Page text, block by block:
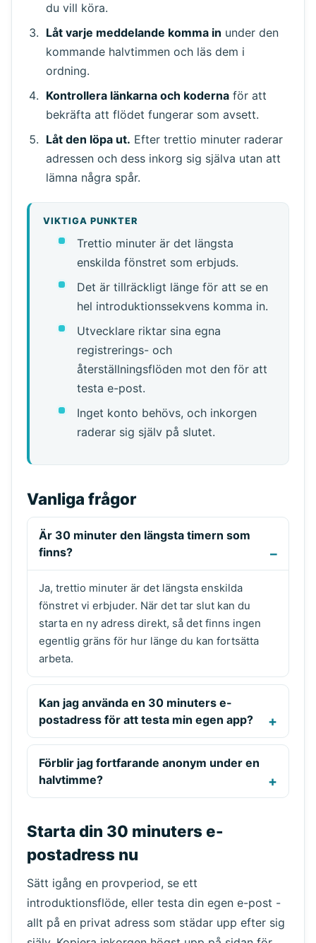
du vill köra.
Låt varje meddelande komma in under den
kommande halvtimmen och läs dem i
ordning.
Kontrollera länkarna och kodernaför att
bekräfta att flödet fungerar som avsett.
Låt den löpa ut. Efter trettio minuter raderar
adressen och dess inkorg sig själva utan att
lämna några spår.
VIKTIGA PUNKTER
Trettio minuter är det längsta
enskilda fönstret som erbjuds.
Det är tillräckligt länge för att se en
hel introduktionssekvens komma in.
Utvecklare riktar sina egna
registrerings- och
återställningsflöden mot den för att
testa e-post.
Inget konto behövs, och inkorgen
raderar sig själv på slutet.
Vanliga frågor
Är 30 minuter den längsta timern som
finns?
Ja, trettio minuter är det längsta enskilda
fönstret vi erbjuder. När det tar slut kan du
starta en ny adress direkt, så det finns ingen
egentlig gräns för hur länge du kan fortsätta
arbeta.
Kan jag använda en 30 minuters e-
postadress för att testa min egen app?
Förblir jag fortfarande anonym under en
halvtimme?
Starta din 30 minuters e-
postadress nu
Sätt igång en provperiod, se ett
introduktionsflöde, eller testa din egen e-post -
allt på en privat adress som städar upp efter sig